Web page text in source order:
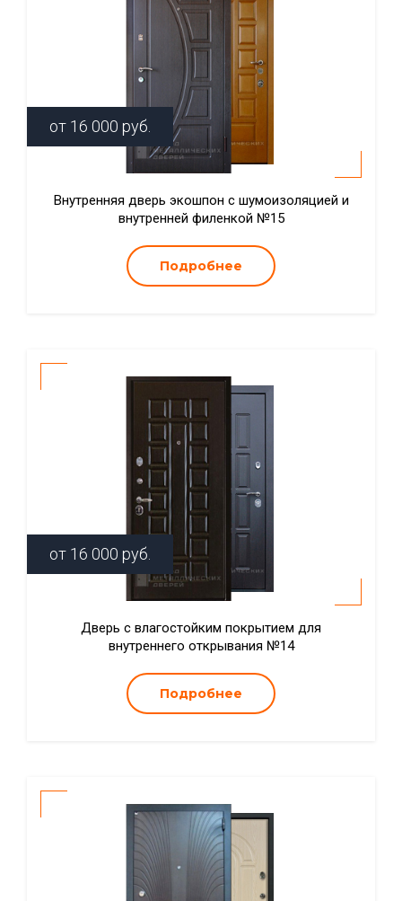
от 16 000 руб.
Внутренняя дверь экошпон с шумоизоляцией и
внутренней филенкой №15
Подробнее
от 16 000 руб.
Дверь с влагостойким покрытием для
внутреннего открывания №14
Подробнее